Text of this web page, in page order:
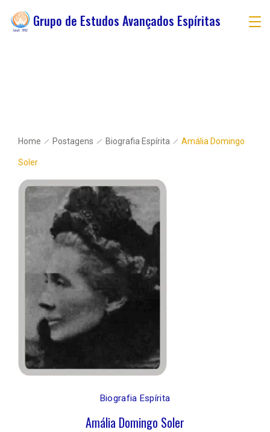
Grupo de Estudos Avançados Espíritas
Home Postagens Biografia Espírita Amália Domingo
Soler
Biografia Espírita
Amália Domingo Soler